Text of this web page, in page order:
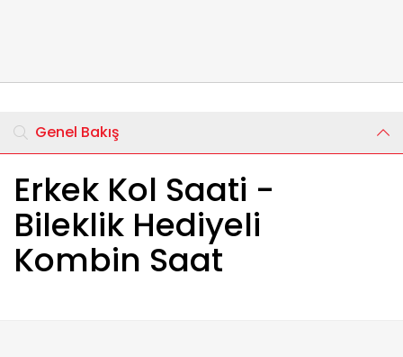
Genel Bakış
Erkek Kol Saati -
Bileklik Hediyeli
Kombin Saat